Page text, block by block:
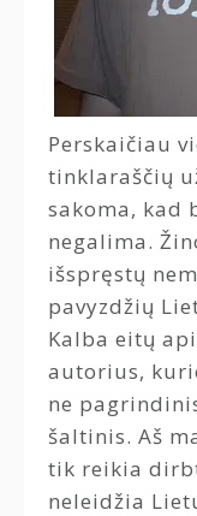
Perskaičiau
tinklaraščių
sakoma, kad
negalima.
išspręstų
pavyzdžių
Kalba eitų
autorius,
ne
šaltinis. Aš
tik reikia
neleidžia